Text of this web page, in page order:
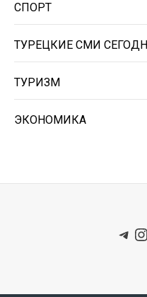
СПОРТ
ТУРЕЦКИЕ СМИ
ТУРИЗМ
ЭКОНОМИКА